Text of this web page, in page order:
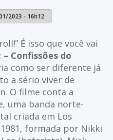
2023 - 16h12
É isso que você vai
Confissões do
como ser diferente já
a sério viver de
O filme conta a
uma banda norte-
criada em Los
formada por Nikki